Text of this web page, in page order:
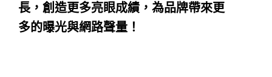
長，創造更多亮眼成績，為品牌帶來更
多的曝光與網路聲量！